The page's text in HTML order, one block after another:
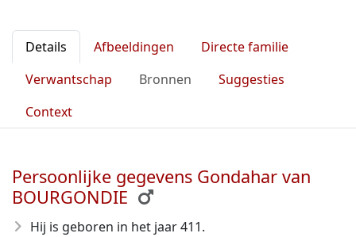
Details Afbeeldingen
Directe familie
Verwantschap
Bronnen
Suggesties
Context
Persoonlijke gegevens Gondahar van
BOURGONDIE
Hij is geboren in het jaar 411.